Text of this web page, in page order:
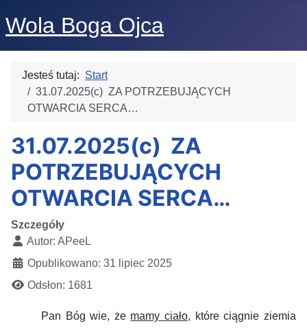
Wola Boga Ojca
Jesteś tutaj: Start
31.07.2025(c) ZA POTRZEBUJĄCYCH
OTWARCIA SERCA…
31.07.2025(c) ZA
POTRZEBUJĄCYCH
OTWARCIA SERCA…
Szczegóły
Autor: APeeL
Opublikowano: 31 lipiec 2025
Odsłon: 1681
Pan Bóg wie, że mamy ciało, które ciągnie ziemia